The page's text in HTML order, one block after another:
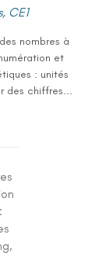
, CE1
nombres à
et
: unités
des chiffres...